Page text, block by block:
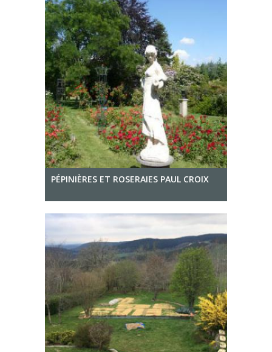
PÉPINIÈRES ET ROSERAIES PAUL CROIX